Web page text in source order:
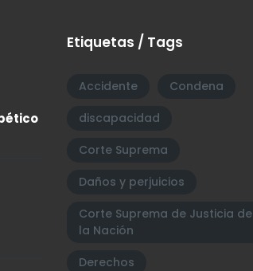
Etiquetas / Tags
Accidente
Condena
discapacidad
Corte Suprema
Daños y perjuicios
Corte Suprema de Justicia de
la Nación
Derechos